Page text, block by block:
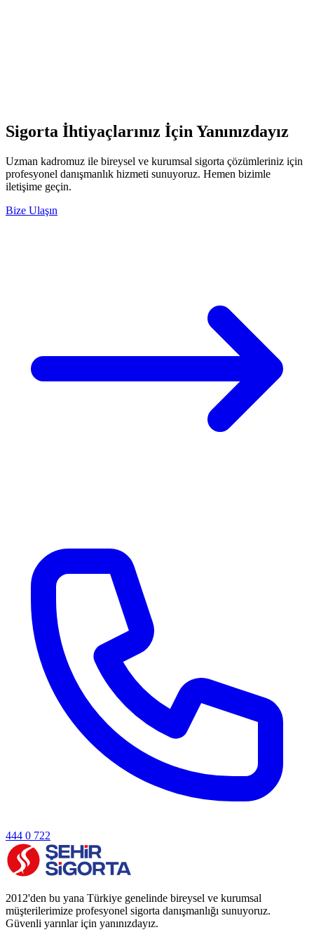
Sigorta İhtiyaçlarınız İçin Yanınızdayız
Uzman kadromuz ile bireysel ve kurumsal sigorta çözümleriniz için
profesyonel danışmanlık hizmeti sunuyoruz. Hemen bizimle
iletişime geçin.
Bize Ulaşın
444 0 722
2012'den bu yana Türkiye genelinde bireysel ve kurumsal
müşterilerimize profesyonel sigorta danışmanlığı sunuyoruz.
Güvenli yarınlar için yanınızdayız.